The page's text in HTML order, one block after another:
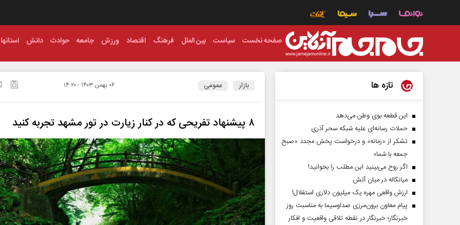
صفحه نخست سیاست بین الملل فرهنگ اقتصاد ورزش جامعه حوادث دانش استانها
بازار عمومی ۰۶ بهمن ۱۴۰۳ - ۱۴:۲۰
۸ پیشنهاد تفریحی که در کنار زیارت در تور مشهد تجربه کنید
تازه ها
این قطعه بوی وطن می‌دهد
حملات رسانه‌ای علیه شبکه سحر آذری
تشکر از «زمانه» و درخواست پخش مجدد «صبح
جمعه با شما»
اگر روح می‌بینید این مطلب را بخوانید!
میانکاله در میان آتش
ارزش واقعی مهره یک میلیون دلاری استقلال!
پیام معاون برون‌مرزی صداوسیما به مناسبت روز
خبرنگار؛ خبرنگار در نقطه تلاقی واقعیت و افکار